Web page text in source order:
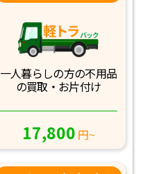
一人暮らしの方の不用品
の買取・お片付け
17,800 円~